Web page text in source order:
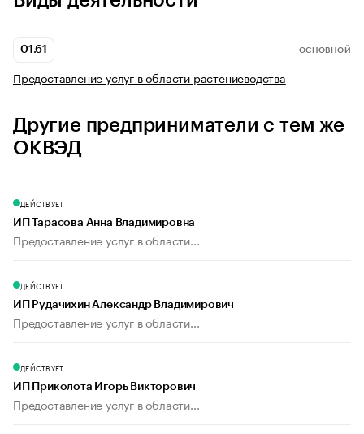
01.61 ОСНОВНОЙ
Предоставление услуг в области растениеводства
Другие предприниматели с тем же
ОКВЭД
ДЕЙСТВУЕТ
ИП Тарасова Анна Владимировна
Предоставление услуг в области...
ДЕЙСТВУЕТ
ИП Рудачихин Александр Владимирович
Предоставление услуг в области...
ДЕЙСТВУЕТ
ИП Приколота Игорь Викторович
Предоставление услуг в области...